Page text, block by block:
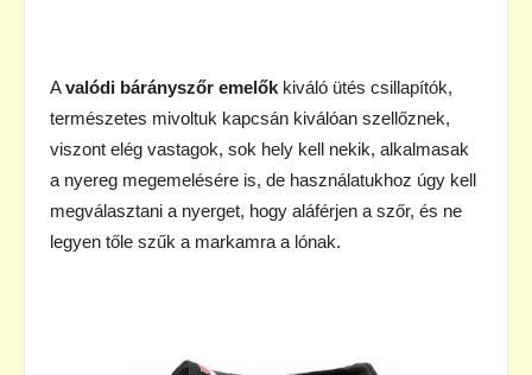
Avalódi bárányszőr emelők kiváló ütés csillapítók,
természetes mivoltuk kapcsán kiválóan szellőznek,
viszont elég vastagok, sok hely kell nekik, alkalmasak
a nyereg megemelésére is, de használatukhoz úgy kell
megválasztani a nyerget, hogy aláférjen a szőr, és ne
legyen tőle szűk a markamra a lónak.